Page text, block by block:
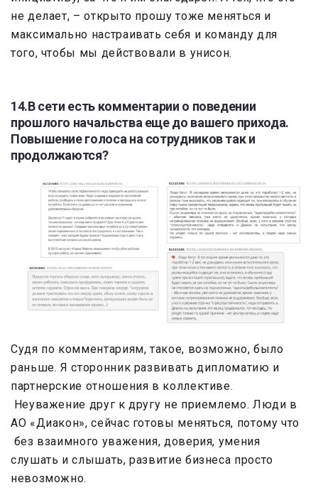
не делает, – открыто прошу тоже меняться и
максимально настраивать себя и команду для
того, чтобы мы действовали в унисон.
14.В сети есть комментарии о поведении
прошлого начальства еще до вашего прихода.
Повышение голоса на сотрудников так и
продолжаются?
Судя по комментариям, такое, возможно, было
раньше. Я сторонник развивать дипломатию и
партнерские отношения в коллективе.
Неуважение друг к другу не приемлемо. Люди в
АО «Диакон», сейчас готовы меняться, потому что
без взаимного уважения, доверия, умения
слушать и слышать, развитие бизнеса просто
невозможно.